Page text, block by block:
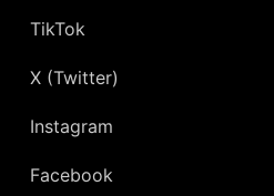
TikTok
X (Twitter)
Instagram
Facebook